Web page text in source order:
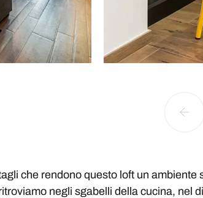
che rendono questo loft un
negli sgabelli della cucina, nel